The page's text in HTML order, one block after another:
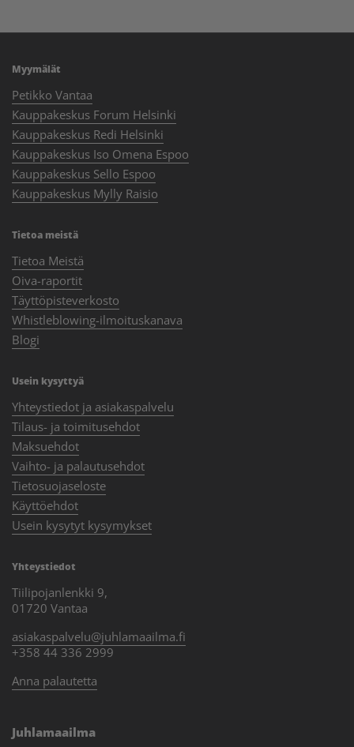
Myymälät
Petikko Vantaa
Kauppakeskus Forum Helsinki
Kauppakeskus Redi Helsinki
Kauppakeskus Iso Omena Espoo
Kauppakeskus Sello Espoo
Kauppakeskus Mylly Raisio
Tietoa meistä
Tietoa Meistä
Oiva-raportit
Täyttöpisteverkosto
Whistleblowing-ilmoituskanava
Blogi
Usein kysyttyä
Yhteystiedot ja asiakaspalvelu
Tilaus- ja toimitusehdot
Maksuehdot
Vaihto- ja palautusehdot
Tietosuojaseloste
Käyttöehdot
Usein kysytyt kysymykset
Yhteystiedot
Tiilipojanlenkki 9,
01720 Vantaa
asiakaspalvelu@juhlamaailma.fi
+358 44 336 2999
Anna palautetta
Juhlamaailma